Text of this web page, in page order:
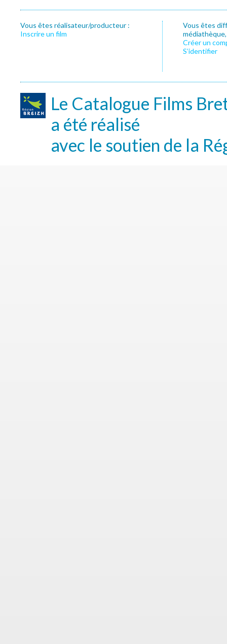
Vous êtes réalisateur/producteur :
Inscrire un film
Vous êtes
Créer un
S’identifier
Le Catalogue Films
a été réalisé
avec le soutien de la